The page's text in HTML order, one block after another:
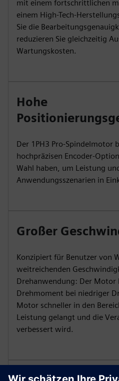
mit einem fortschrittlichen
einem High-Tech-
Sie die
reduzieren Sie gleichzeitig
Wartungskosten.
Hohe
Der 1PH3 Pro-Spindelmotor
hochpräzisen Encoder-
Wahl haben, um Leistung
Anwendungsszenarien in
Großer
Konzipiert für Benutzer von
weitreichenden
Drehanwendung: Der Motor
Drehmoment bei niedriger
Motor schneller in den
Leistung gelangt und die
verbessert wird.